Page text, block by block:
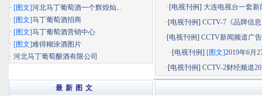
·[电视刊例] 大连电视台一套新
·[电视刊例] CCTV-7《品牌信
·[电视刊例]CCTV新闻频道广
·[电视刊例] [图文]2019年6月
·[电视刊例] CCTV-2财经频道
· [图文]河北马丁葡萄酒一个辉煌灿...
· [图文]马丁葡萄酒招商
· [图文]马丁葡萄酒营销中心
· [图文]难得糊涂酒图片
· 河北马丁葡萄酿酒有限公司
最 新 图 文